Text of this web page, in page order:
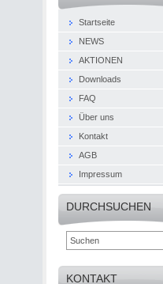
Startseite
NEWS
AKTIONEN
Downloads
FAQ
Über uns
Kontakt
AGB
Impressum
DURCHSUCHEN
KONTAKT